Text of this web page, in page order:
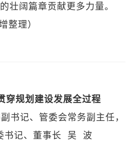
壮阔篇章贡献更多力量。
整理）
穿规划建设发展全过程
书记、管委会常务副主任，
书记、董事长 吴 波